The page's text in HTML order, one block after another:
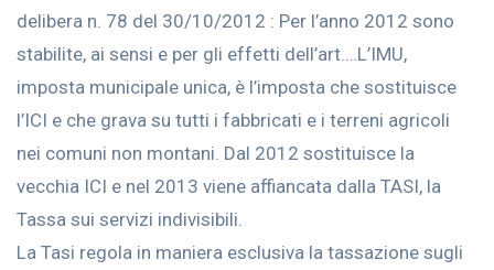
delibera n. 78 del 30/10/2012 : Per l’anno 2012 sono
stabilite, ai sensi e per gli effetti dell’art.…L’IMU,
imposta municipale unica, è l’imposta che sostituisce
l’ICI e che grava su tutti i fabbricati e i terreni agricoli
nei comuni non montani. Dal 2012 sostituisce la
vecchia ICI e nel 2013 viene affiancata dalla TASI, la
Tassa sui servizi indivisibili.
La Tasi regola in maniera esclusiva la tassazione sugli